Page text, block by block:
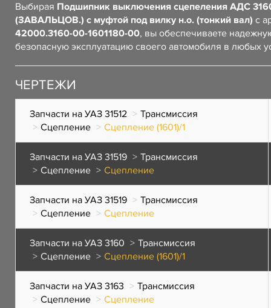
Выбирая Подшипник выключения сцепеления АДС
(ЗАВАЛЬЦОВ.) с муфтой под вилку н.о. (тонкий вал) с
42000.3160-00-1601180-00, вы обеспечиваете
безопасную эксплуатацию своего автомобиля в любых
ЧЕРТЕЖИ
Запчасти на УАЗ 31512
Трансмиссия
Сцепление
Сцепление (1601)/1
Запчасти на УАЗ 31519
Трансмиссия
Сцепление
Сцепление
Запчасти на УАЗ 31519
Трансмиссия
Сцепление
Сцепление
Запчасти на УАЗ 3160
Трансмиссия
Сцепление
Сцепление (1601)/1
Запчасти на УАЗ 3163
Трансмиссия
Сцепление
Сцепление